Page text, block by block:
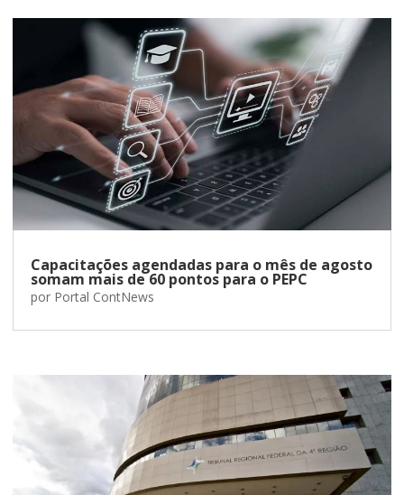
Capacitações agendadas para o mês de agosto
somam mais de 60 pontos para o PEPC
por Portal ContNews